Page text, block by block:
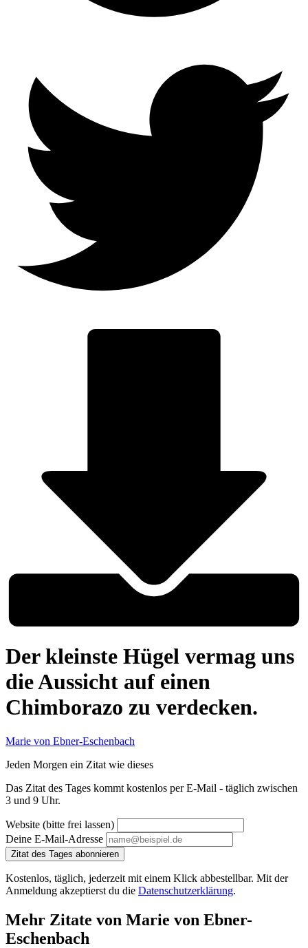
Der kleinste Hügel vermag uns
die Aussicht auf einen
Chimborazo zu verdecken.
Marie von Ebner-Eschenbach
Jeden Morgen ein Zitat wie dieses
Das Zitat des Tages kommt kostenlos per E-Mail - täglich zwischen
3 und 9 Uhr.
Website (bitte frei lassen)
Deine E-Mail-Adresse
Zitat des Tages abonnieren
Kostenlos, täglich, jederzeit mit einem Klick abbestellbar. Mit der
Anmeldung akzeptierst du die Datenschutzerklärung.
Mehr Zitate von Marie von Ebner-
Eschenbach